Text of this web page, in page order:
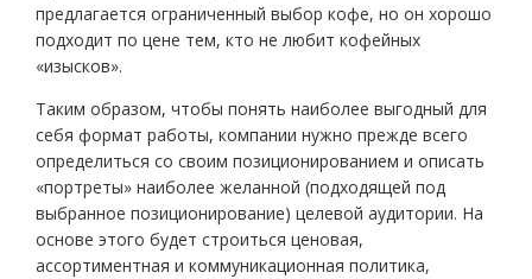
предлагается ограниченный выбор кофе, но он хорошо
подходит по цене тем, кто не любит кофейных
«изысков».
Таким образом, чтобы понять наиболее выгодный для
себя формат работы, компании нужно прежде всего
определиться со своим позиционированием и описать
«портреты» наиболее желанной (подходящей под
выбранное позиционирование) целевой аудитории. На
основе этого будет строиться ценовая,
ассортиментная и коммуникационная политика,